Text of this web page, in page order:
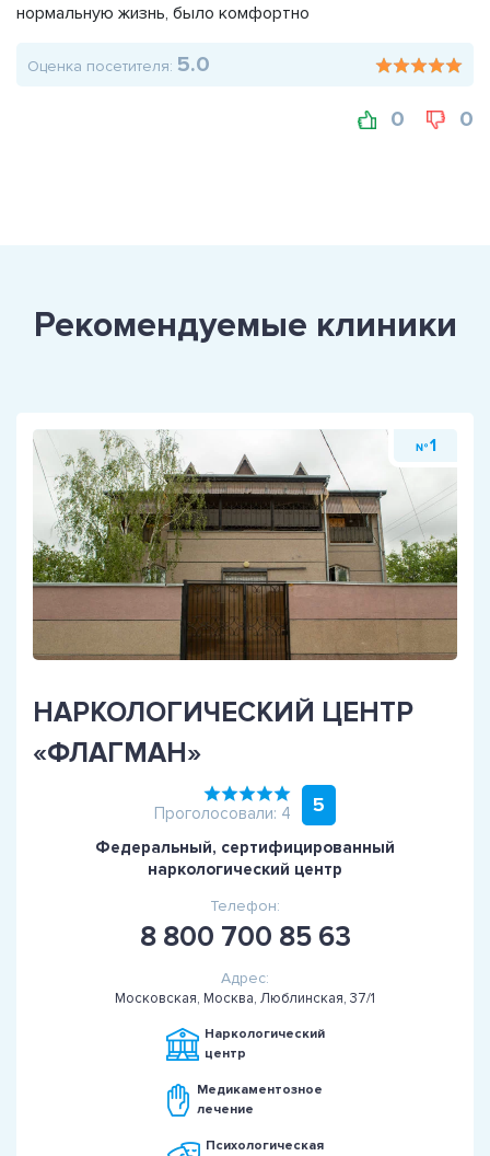
нормальную жизнь, было комфортно
Оценка посетителя: 5.0
0 0
Рекомендуемые клиники
№ 1
НАРКОЛОГИЧЕСКИЙ ЦЕНТР
«ФЛАГМАН»
Проголосовали: 4 5
Федеральный, сертифицированный
наркологический центр
Телефон:
8 800 700 85 63
Адрес:
Московская, Москва, Люблинская, 37/1
Наркологический
центр
Медикаментозное
лечение
Психологическая